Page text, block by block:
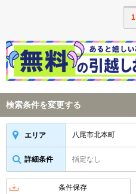
1
検索条件を変更する
エリア 八尾市北本町
詳細条件 指定なし
条件保存